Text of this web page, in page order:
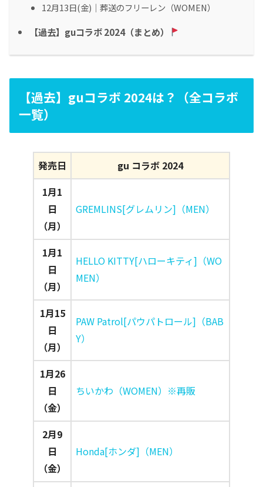
12月13日(金)｜葬送のフリーレン（WOMEN）
【過去】guコラボ 2024（まとめ）
【過去】guコラボ 2024は？（全コラボ
一覧）
発売日
gu コラボ 2024
1月1
日
（月）
GREMLINS[グレムリン]（MEN）
1月1
日
（月）
HELLO KITTY[ハローキティ]（WO
MEN）
1月15
日
（月）
PAW Patrol[パウパトロール]（BAB
Y）
1月26
日
（金）
ちいかわ（WOMEN）※再販
2月9
日
（金）
Honda[ホンダ]（MEN）